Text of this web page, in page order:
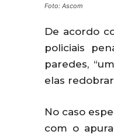
Foto: Ascom
De acordo
policiais
paredes,
elas
No caso
com o